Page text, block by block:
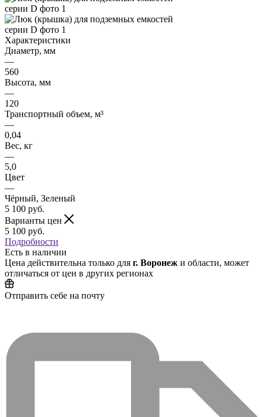
Характеристики
Диаметр, мм
—
560
Высота, мм
—
120
Транспортный объем, м³
—
0,04
Вес, кг
—
5,0
Цвет
—
Чёрный, Зеленый
5 100 руб.
Варианты цен
5 100 руб.
Подробности
Есть в наличии
Цена действительна только для г. Воронеж и области, может
отличаться от цен в других регионах
Отправить себе на почту